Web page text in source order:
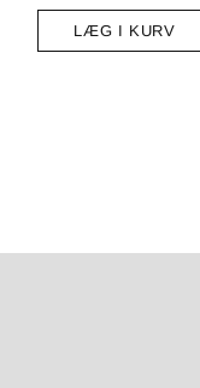
LÆG I KURV